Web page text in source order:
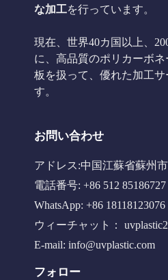
な加工を行っています。
現在、世界40カ国以上、
に、高品質のポリカーボ
板を扱って、優れた加工サ
す。
お問い合わせ
アドレス:中国江蘇省蘇州
電話番号: +86 512 85186727
WhatsApp: +86 18118123076
ウィーチャット：
E-mail: info@uvplastic.com
フォロー